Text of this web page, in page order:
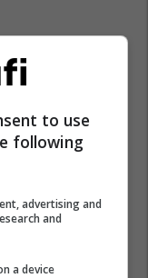
to use
following
advertising and
and
a device